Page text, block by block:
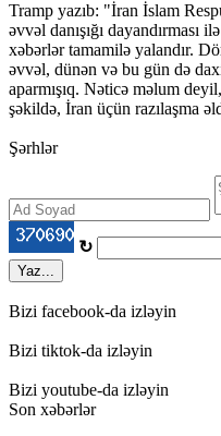
Tramp yazıb: "İran İslam
əvvəl danışığı dayandırması
xəbərlər tamamilə yalandır.
əvvəl, dünən və bu gün də
aparmışıq. Nəticə məlum
şəkildə, İran üçün razılaşma
Şərhlər
↻
Yaz...
Bizi facebook-da izləyin
Bizi tiktok-da izləyin
Bizi youtube-da izləyin
Son xəbərlər